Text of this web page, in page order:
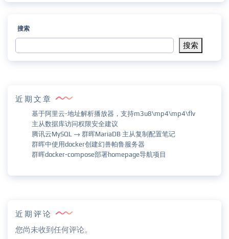
搜索
搜索
近期文章
基于阿里云-地址解析播放器，支持m3u8\mp4\mp4\flv
主从数据库访问权限安全建议
腾讯云MySQL → 群晖MariaDB 主从复制配置笔记
群晖中使用docker创建幻兽帕鲁服务器
群晖docker-compose部署homepage导航项目
近期评论
您尚未收到任何评论。